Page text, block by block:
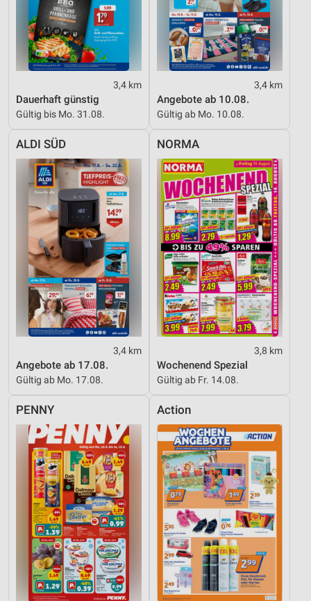
3,4 km
Dauerhaft günstig
Gültig bis Mo. 31.08.
3,4 km
Angebote ab 10.08.
Gültig ab Mo. 10.08.
ALDI SÜD
3,4 km
Angebote ab 17.08.
Gültig ab Mo. 17.08.
NORMA
3,8 km
Wochenend Spezial
Gültig ab Fr. 14.08.
PENNY Action